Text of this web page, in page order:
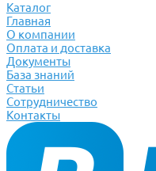
Каталог
Главная
О компании
Оплата и доставка
Документы
База знаний
Статьи
Сотрудничество
Контакты